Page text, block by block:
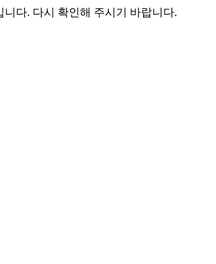
니다. 다시 확인해 주시기 바랍니다.